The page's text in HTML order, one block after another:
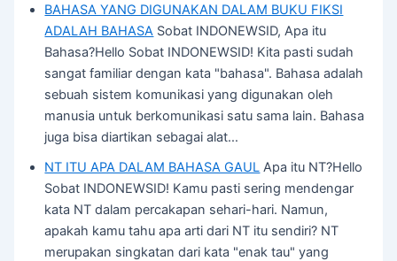
BAHASA YANG DIGUNAKAN DALAM BUKU FIKSI
ADALAH BAHASA Sobat INDONEWSID, Apa itu
Bahasa?Hello Sobat INDONEWSID! Kita pasti sudah
sangat familiar dengan kata "bahasa". Bahasa adalah
sebuah sistem komunikasi yang digunakan oleh
manusia untuk berkomunikasi satu sama lain. Bahasa
juga bisa diartikan sebagai alat…
NT ITU APA DALAM BAHASA GAUL Apa itu NT?Hello
Sobat INDONEWSID! Kamu pasti sering mendengar
kata NT dalam percakapan sehari-hari. Namun,
apakah kamu tahu apa arti dari NT itu sendiri? NT
merupakan singkatan dari kata "enak tau" yang